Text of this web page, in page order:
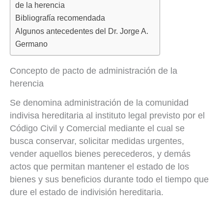
de la herencia
Bibliografía recomendada
Algunos antecedentes del Dr. Jorge A.
Germano
Concepto de pacto de administración de la
herencia
Se denomina administración de la comunidad
indivisa hereditaria al instituto legal previsto por el
Código Civil y Comercial mediante el cual se
busca conservar, solicitar medidas urgentes,
vender aquellos bienes perecederos, y demás
actos que permitan mantener el estado de los
bienes y sus beneficios durante todo el tiempo que
dure el estado de indivisión hereditaria.